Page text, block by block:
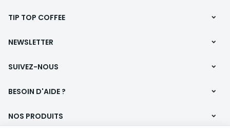
NEWSLETTER
SUIVEZ-NOUS
TIP TOP COFFEE
BESOIN D'AIDE ?
NOS PRODUITS